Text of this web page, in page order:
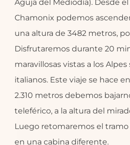
Aguja del Mediodía). Desde
Chamonix podemos
una altura de 3482 metros,
Disfrutaremos durante 20
maravillosas vistas a los Alpes
italianos. Este viaje se hace
2.310 metros debemos
teleférico, a la altura del
Luego retomaremos el
en una cabina diferente.